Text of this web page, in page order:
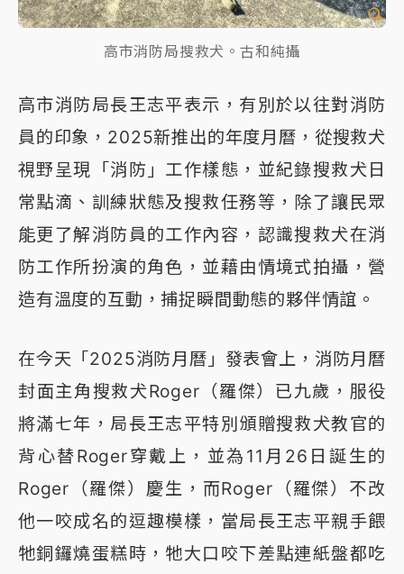
高市消防局搜救犬。古和純攝
高市消防局長王志平表示，有別於以往對消防
員的印象，2025新推出的年度月曆，從搜救犬
視野呈現「消防」工作樣態，並紀錄搜救犬日
常點滴、訓練狀態及搜救任務等，除了讓民眾
能更了解消防員的工作內容，認識搜救犬在消
防工作所扮演的角色，並藉由情境式拍攝，營
造有溫度的互動，捕捉瞬間動態的夥伴情誼。
在今天「2025消防月曆」發表會上，消防月曆
封面主角搜救犬Roger（羅傑）已九歲，服役
將滿七年，局長王志平特別頒贈搜救犬教官的
背心替Roger穿戴上，並為11月26日誕生的
Roger（羅傑）慶生，而Roger（羅傑）不改
他一咬成名的逗趣模樣，當局長王志平親手餵
牠銅鑼燒蛋糕時，牠大口咬下差點連紙盤都吃